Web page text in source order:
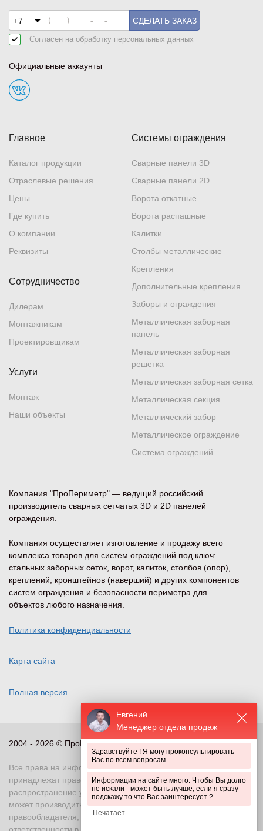
Евгений
Менеджер отдела продаж
Здравствуйте ! Я могу проконсультировать
Вас по всем вопросам.
Информации на сайте много. Чтобы Вы долго
не искали - может быть лучше, если я сразу
подскажу то что Вас заинтересует ?
Компания "ПроПериметр" — ведущий российский
производитель сварных сетчатых 3D и 2D панелей
ограждения.
Компания осуществляет изготовление и продажу всего
комплекса товаров для систем ограждений под ключ:
стальных заборных сеток, ворот, калиток, столбов (опор),
креплений, кронштейнов (наверший) и других компонентов
систем ограждения и безопасности периметра для
объектов любого назначения.
Политика конфиденциальности
Карта сайта
Полная версия
Главное
Каталог продукции
Отраслевые решения
Цены
Где купить
О компании
Реквизиты
Системы ограждения
Сварные панели 3D
Сварные панели 2D
Ворота откатные
Ворота распашные
Калитки
Столбы металлические
Крепления
Дополнительные крепления
Заборы и ограждения
Металлическая заборная
панель
Металлическая заборная
решетка
Металлическая заборная сетка
Металлическая секция
Металлический забор
Металлическое ограждение
Система ограждений
Сотрудничество
Дилерам
Монтажникам
Проектировщикам
Услуги
Монтаж
Наши объекты
СДЕЛАТЬ ЗАКАЗ
Согласен на обработку персональных данных
Официальные аккаунты
2004 - 2026 © ПроПериметр, все права защищены
Все права на информационные и иные материалы сайта
принадлежат правообладателю. Воспроизведение или
распространение указанных материалов в любой форме
может производиться только с письменного разрешения
правообладателя, в противном случае возможно применение